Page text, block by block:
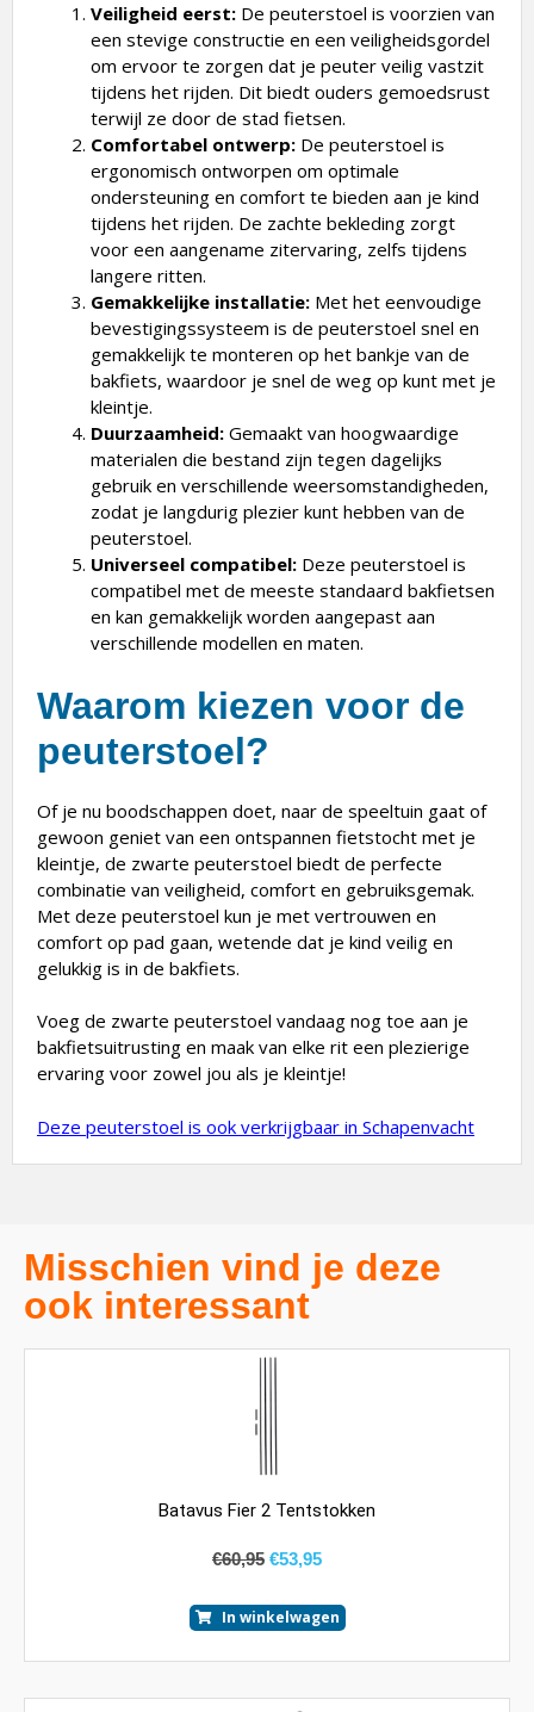
Veiligheid eerst: De peuterstoel is voorzien van
een stevige constructie en een veiligheidsgordel
om ervoor te zorgen dat je peuter veilig vastzit
tijdens het rijden. Dit biedt ouders gemoedsrust
terwijl ze door de stad fietsen.
Comfortabel ontwerp: De peuterstoel is
ergonomisch ontworpen om optimale
ondersteuning en comfort te bieden aan je kind
tijdens het rijden. De zachte bekleding zorgt
voor een aangename zitervaring, zelfs tijdens
langere ritten.
Gemakkelijke installatie: Met het eenvoudige
bevestigingssysteem is de peuterstoel snel en
gemakkelijk te monteren op het bankje van de
bakfiets, waardoor je snel de weg op kunt met je
kleintje.
Duurzaamheid: Gemaakt van hoogwaardige
materialen die bestand zijn tegen dagelijks
gebruik en verschillende weersomstandigheden,
zodat je langdurig plezier kunt hebben van de
peuterstoel.
Universeel compatibel: Deze peuterstoel is
compatibel met de meeste standaard bakfietsen
en kan gemakkelijk worden aangepast aan
verschillende modellen en maten.
Waarom kiezen voor de
peuterstoel?
Of je nu boodschappen doet, naar de speeltuin gaat of
gewoon geniet van een ontspannen fietstocht met je
kleintje, de zwarte peuterstoel biedt de perfecte
combinatie van veiligheid, comfort en gebruiksgemak.
Met deze peuterstoel kun je met vertrouwen en
comfort op pad gaan, wetende dat je kind veilig en
gelukkig is in de bakfiets.
Voeg de zwarte peuterstoel vandaag nog toe aan je
bakfietsuitrusting en maak van elke rit een plezierige
ervaring voor zowel jou als je kleintje!
Deze peuterstoel is ook verkrijgbaar in Schapenvacht
Misschien vind je deze
ook interessant
Batavus Fier 2 Tentstokken
€60,95 €53,95
In winkelwagen